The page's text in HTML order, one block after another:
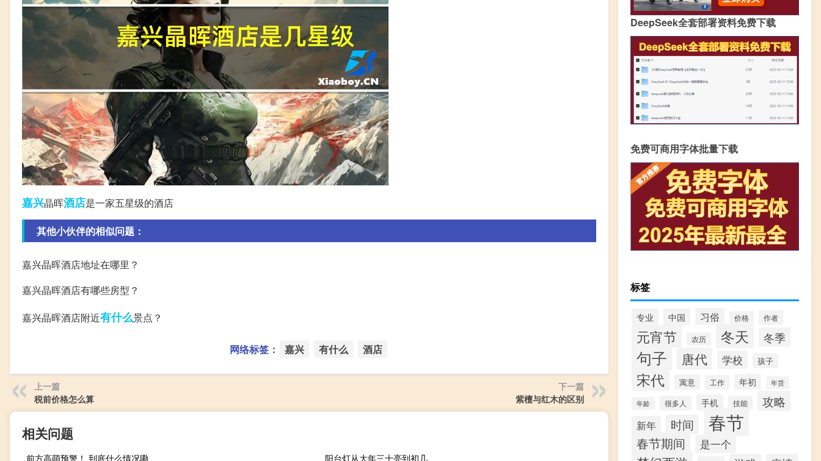
嘉兴晶晖酒店是一家五星级的酒店
其他小伙伴的相似问题：
嘉兴晶晖酒店地址在哪里？
嘉兴晶晖酒店有哪些房型？
嘉兴晶晖酒店附近有什么景点？
网络标签： 嘉兴 有什么 酒店
上一篇
税前价格怎么算
下一篇
紫檀与红木的区别
相关问题
前方高萌预警！ 到底什么情况嘞
阳台灯从大年三十亮到初几
DeepSeek全套部署资料免费下载
免费可商用字体批量下载
标签
专业 中国 习俗 价格 作者
元宵节 农历 冬天 冬季
句子 唐代 学校 孩子
宋代 寓意 工作 年初 年货
年龄 很多人 手机 技能 攻略
新年 时间 春节
春节期间 是一个